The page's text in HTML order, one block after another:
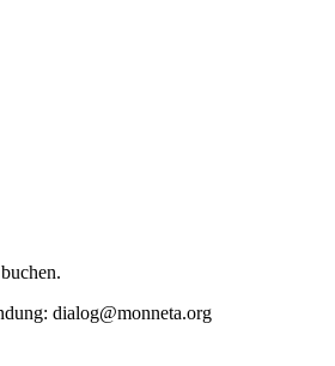
dialog@monneta.org